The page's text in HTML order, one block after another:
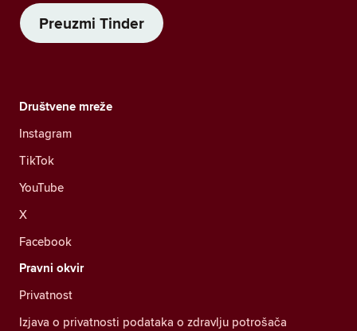
Preuzmi Tinder
Društvene mreže
Instagram
TikTok
YouTube
X
Facebook
Pravni okvir
Privatnost
Izjava o privatnosti podataka o zdravlju potrošača